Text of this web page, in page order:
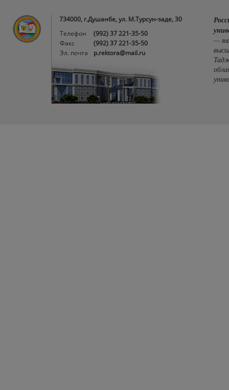
734000, г.Душанбе, ул. М.Турсун-заде, 30
Телефон
(992) 37 221-35-50
Факс
(992) 37 221-35-50
Эл. почта
p.rektora@mail.ru
—